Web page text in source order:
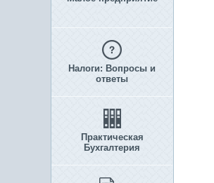
Налоги: Вопросы и
ответы
Практическая
Бухгалтерия